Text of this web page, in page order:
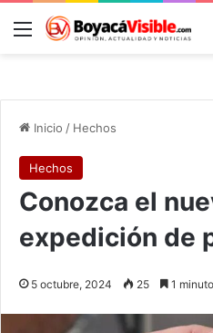
Menú
Inicio / Hechos
Hechos
Conozca el
expedición de
5 octubre, 2024 25 1